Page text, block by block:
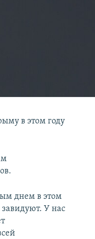
в этом году
днем в этом
У нас